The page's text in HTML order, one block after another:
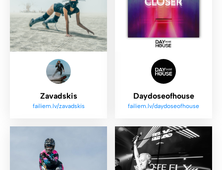
Zavadskis
failiem.lv/zavadskis
Daydoseofhouse
failiem.lv/daydoseofhouse